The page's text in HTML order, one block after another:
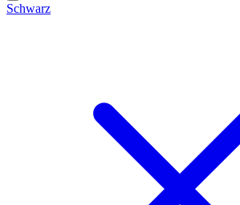
Schwarz